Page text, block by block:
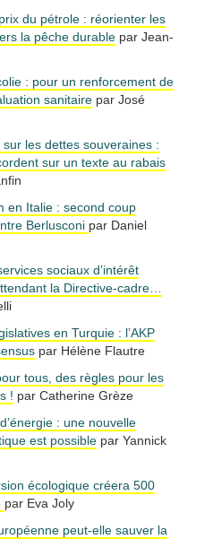
du pétrole : réorienter les
la pêche durable par Jean-
: pour un renforcement de
sanitaire par José
les dettes souveraines :
sur un texte au rabais
en Italie : second coup
Berlusconi par Daniel
sociaux d’intérêt
la Directive-cadre…
en Turquie : l’AKP
par Hélène Flautre
tous, des règles pour les
! par Catherine Grèze
: une nouvelle
est possible par Yannick
écologique créera 500
par Eva Joly
peut-elle sauver la